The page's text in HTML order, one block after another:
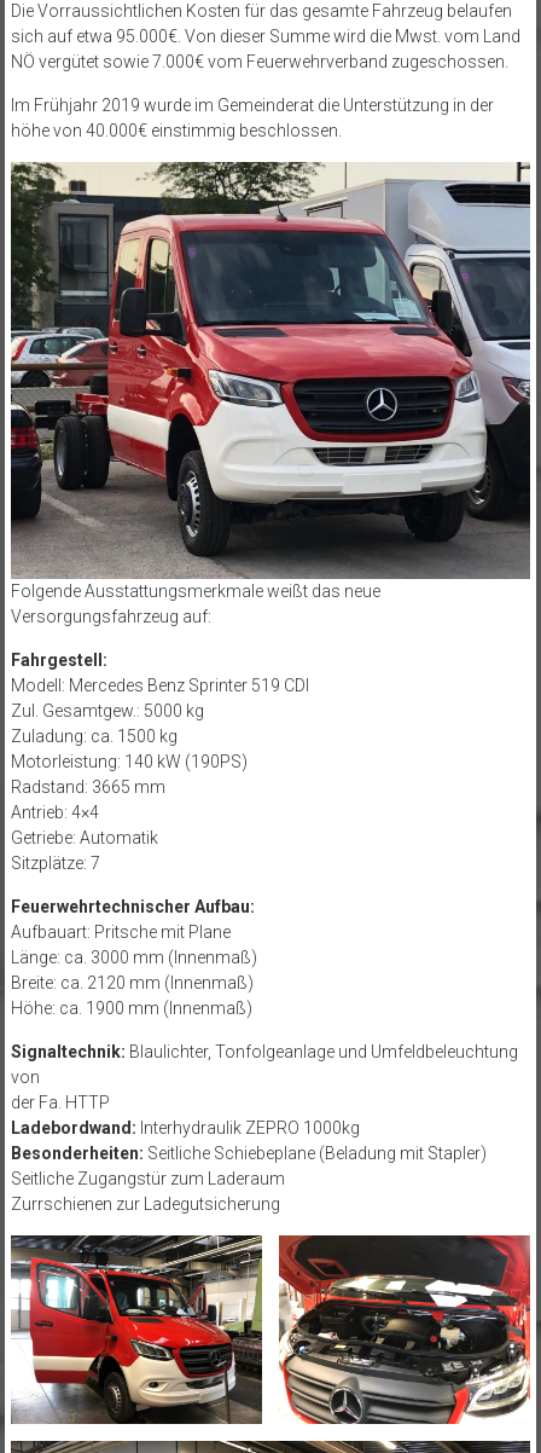
Die Vorraussichtlichen Kosten für das gesamte Fahrzeug belaufen
sich auf etwa 95.000€. Von dieser Summe wird die Mwst. vom Land
NÖ vergütet sowie 7.000€ vom Feuerwehrverband zugeschossen.
Im Frühjahr 2019 wurde im Gemeinderat die Unterstützung in der
höhe von 40.000€ einstimmig beschlossen.
Folgende Ausstattungsmerkmale weißt das neue
Versorgungsfahrzeug auf:
Fahrgestell:
Modell: Mercedes Benz Sprinter 519 CDI
Zul. Gesamtgew.: 5000 kg
Zuladung: ca. 1500 kg
Motorleistung: 140 kW (190PS)
Radstand: 3665 mm
Antrieb: 4×4
Getriebe: Automatik
Sitzplätze: 7
Feuerwehrtechnischer Aufbau:
Aufbauart: Pritsche mit Plane
Länge: ca. 3000 mm (Innenmaß)
Breite: ca. 2120 mm (Innenmaß)
Höhe: ca. 1900 mm (Innenmaß)
Signaltechnik: Blaulichter, Tonfolgeanlage und Umfeldbeleuchtung
von
der Fa. HTTP
Ladebordwand: Interhydraulik ZEPRO 1000kg
Besonderheiten: Seitliche Schiebeplane (Beladung mit Stapler)
Seitliche Zugangstür zum Laderaum
Zurrschienen zur Ladegutsicherung